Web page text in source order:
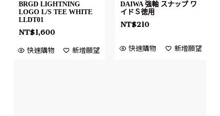
BRGD LIGHTNING
LOGO L/S TEE WHITE
LLDT01
NT$1,600
快速購物 新增願望
DAIWA 強軸 スナップ ワ
イドＳ徳用
NT$210
快速購物 新增願望